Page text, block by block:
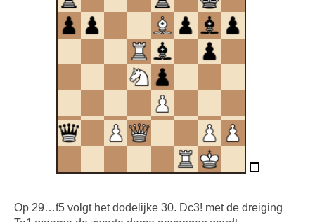
Op 29…f5 volgt het dodelijke 30. Dc3! met de dreiging